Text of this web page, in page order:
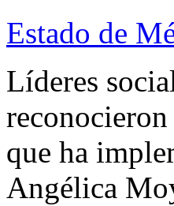
Estado de
Líderes
que ha
Angélica